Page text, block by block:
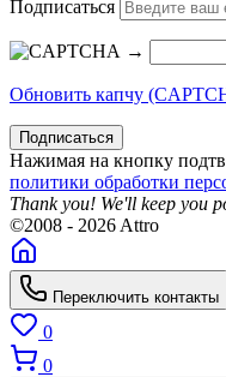
Подписаться
→
Обновить капчу
Подписаться
Нажимая на кнопку
политики обработки
Thank you! We'll keep you
©2008 - 2026 Attro
Переключить контакты
0
0